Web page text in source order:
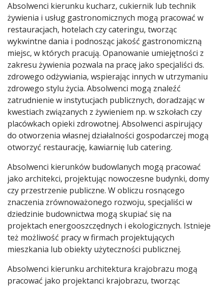
Absolwenci kierunku kucharz, cukiernik lub technik
żywienia i usług gastronomicznych mogą pracować w
restauracjach, hotelach czy cateringu, tworząc
wykwintne dania i podnosząc jakość gastronomiczną
miejsc, w których pracują. Opanowanie umiejętności z
zakresu żywienia pozwala na pracę jako specjaliści ds.
zdrowego odżywiania, wspierając innych w utrzymaniu
zdrowego stylu życia. Absolwenci mogą znaleźć
zatrudnienie w instytucjach publicznych, doradzając w
kwestiach związanych z żywieniem np. w szkołach czy
placówkach opieki zdrowotnej. Absolwenci aspirujący
do otworzenia własnej działalności gospodarczej mogą
otworzyć restaurację, kawiarnię lub catering.
Absolwenci kierunków budowlanych mogą pracować
jako architekci, projektując nowoczesne budynki, domy
czy przestrzenie publiczne. W obliczu rosnącego
znaczenia zrównoważonego rozwoju, specjaliści w
dziedzinie budownictwa mogą skupiać się na
projektach energooszczędnych i ekologicznych. Istnieje
też możliwość pracy w firmach projektujących
mieszkania lub obiekty użyteczności publicznej.
Absolwenci kierunku architektura krajobrazu mogą
pracować jako projektanci krajobrazu, tworząc